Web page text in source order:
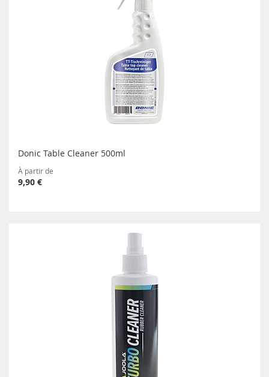
Donic Table Cleaner 500ml
À partir de
9,90 €